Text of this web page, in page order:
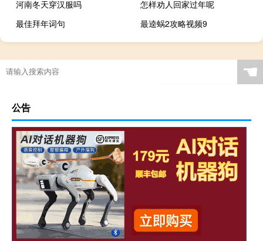
河南冬天穿汉服吗
怎样劝人回家过年呢
最佳拜年词句
最逵蜗2攻略视频9
吕青阳是谁（吕青玄简介）
☚
公告